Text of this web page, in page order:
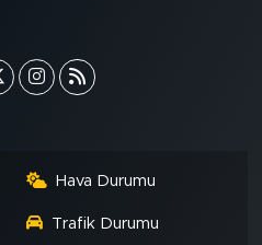
Hava Durumu
Trafik Durumu